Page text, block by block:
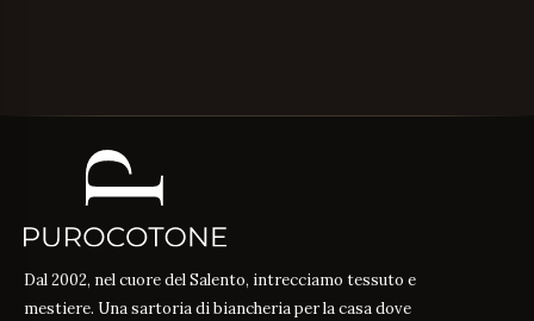
Dal 2002, nel cuore del Salento, intrecciamo tessuto e
mestiere. Una sartoria di biancheria per la casa dove